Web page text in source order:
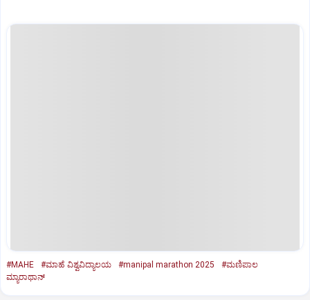
#MAHE #ಮಾಹೆ ವಿಶ್ವವಿದ್ಯಾಲಯ #manipal marathon 2025
#ಮಣಿಪಾಲ
ಮ್ಯಾರಾಥಾನ್‌